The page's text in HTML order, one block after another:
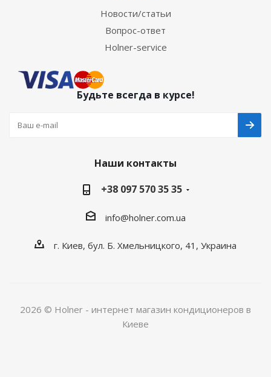
Новости/статьи
Вопрос-ответ
Holner-service
Будьте всегда в курсе!
Наши контакты
+38 097 570 35 35
info@holner.com.ua
г. Киев, бул. Б. Хмельницкого, 41, Украина
2026 © Holner - интернет магазин кондиционеров в
Киеве